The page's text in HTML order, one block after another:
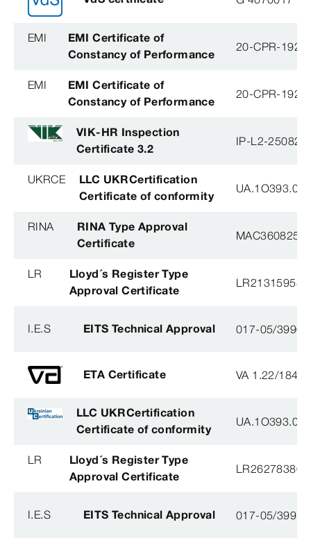
EMI
EMI Certificate of
Constancy of Performance
20-CPR-192-
EMI
EMI Certificate of
Constancy of Performance
20-CPR-192-
VIK-HR Inspection
Certificate 3.2
IP-L2-250825
UKRCE
LLC UKRCertification
Certificate of conformity
RINA
RINA Type Approval
Certificate
LR
Lloyd´s Register Type
Approval Certificate
I.E.S EITS Technical Approval 017-05/3990-
ETA Certificate VA 1.22/18407
LLC UKRCertification
Certificate of conformity
LR
Lloyd´s Register Type
Approval Certificate
I.E.S EITS Technical Approval 017-05/3991-